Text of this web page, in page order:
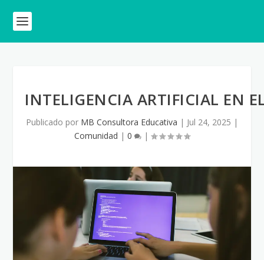
INTELIGENCIA ARTIFICIAL EN
Publicado por MB Consultora Educativa | Jul 24, 2025 |
Comunidad | 0 |